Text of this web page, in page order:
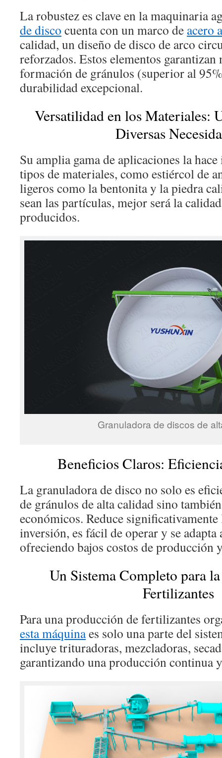
La robustez es clave en la maquinaria
de disco cuenta con un marco de acero
calidad, un diseño de disco de arco
reforzados. Estos elementos garantizan
formación de gránulos (superior al
durabilidad excepcional.
Versatilidad en los Materiales:
Diversas
Su amplia gama de aplicaciones la
tipos de materiales, como estiércol de
ligeros como la bentonita y la piedra
sean las partículas, mejor será la
producidos.
Granuladora de discos de
Beneficios Claros:
La granuladora de disco no solo es
de gránulos de alta calidad sino
económicos. Reduce significativamente
inversión, es fácil de operar y se
ofreciendo bajos costos de producción
Un Sistema Completo para
Fertilizantes
Para una producción de fertilizantes
esta máquinaes solo una parte del
incluye trituradoras, mezcladoras,
garantizando una producción continua